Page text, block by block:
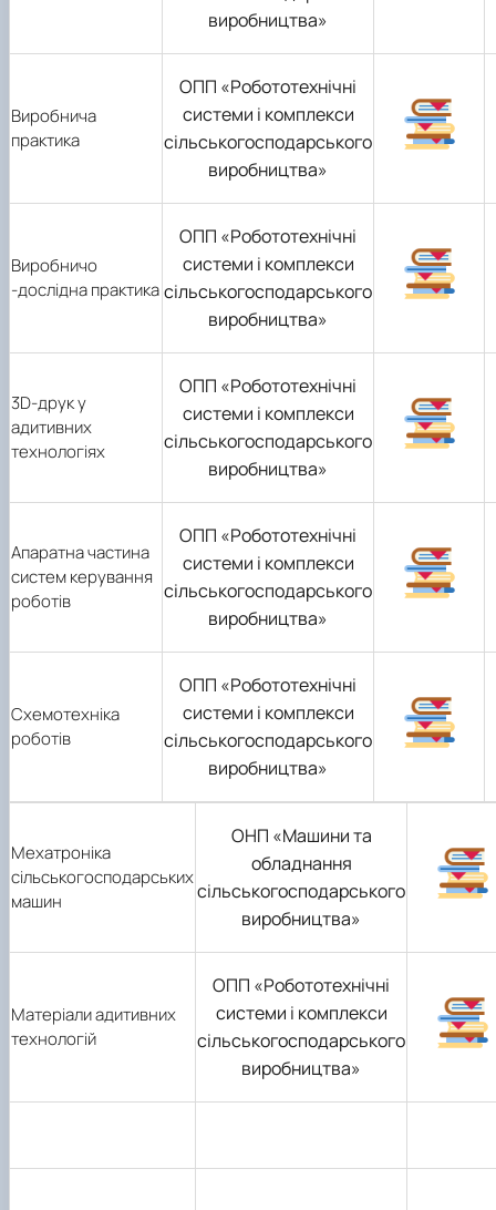
виробництва»
Виробнича
практика
ОПП «Робототехнічні
системи і комплекси
сільськогосподарського
виробництва»
Виробничо
-дослідна практика
ОПП «Робототехнічні
системи і комплекси
сільськогосподарського
виробництва»
3D-друк у
адитивних
технологіях
ОПП «Робототехнічні
системи і комплекси
сільськогосподарського
виробництва»
Апаратна частина
систем керування
роботів
ОПП «Робототехнічні
системи і комплекси
сільськогосподарського
виробництва»
Схемотехніка
роботів
ОПП «Робототехнічні
системи і комплекси
сільськогосподарського
виробництва»
Мехатроніка
сільськогосподарських
машин
ОНП «Машини та
обладнання
сільськогосподарського
виробництва»
Матеріали адитивних
технологій
ОПП «Робототехнічні
системи і комплекси
сільськогосподарського
виробництва»